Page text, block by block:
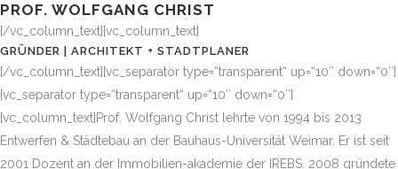
PROF. WOLFGANG CHRIST
[/vc_column_text][vc_column_text]
GRÜNDER | ARCHITEKT + STADTPLANER
[/vc_column_text][vc_separator type=“transparent“ up=“10″ down=“0″]
[vc_separator type=“transparent“ up=“10″ down=“0″]
[vc_column_text]Prof. Wolfgang Christ lehrte von 1994 bis 2013
Entwerfen & Städtebau an der Bauhaus-Universität Weimar. Er ist seit
2001 Dozent an der Immobilien-akademie der IREBS. 2008 gründete